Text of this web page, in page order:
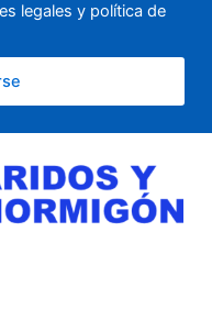
legales y política de